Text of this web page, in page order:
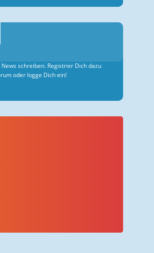
schreiben. Registrier Dich dazu
oder logge Dich ein!